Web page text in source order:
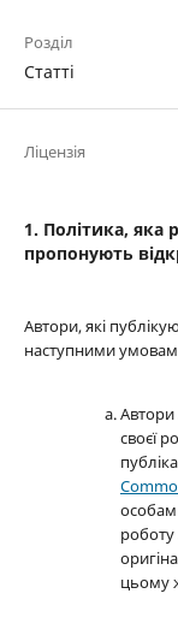
Розділ
Статті
Ліцензія
1. Політика,
пропонують
Автори, які
наступними
своєї
особам
цьому